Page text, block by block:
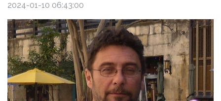
2024-01-10 06:43:00